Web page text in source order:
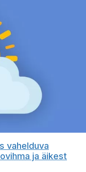
vahelduva
ja äikest